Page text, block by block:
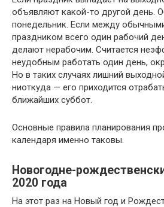
объявляют какой-то другой день.
понедельник. Если между
праздником всего один рабочий
делают нерабочим. Считается
неудобным работать один день,
Но в таких случаях лишний
ниоткуда — его приходится
ближайших суббот.
Основные правила планирования
календаря именно таковы.
Новогодне-
2020 года
На этот раз на Новый год и